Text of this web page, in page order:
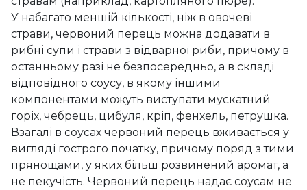
У набагато меншій кількості, ніж в овочеві
страви, червоний перець можна додавати в
рибні супи і страви з відварної риби, причому в
останньому разі не безпосередньо, а в складі
відповідного соусу, в якому іншими
компонентами можуть виступати мускатний
горіх, чебрець, цибуля, кріп, фенхель, петрушка.
Взагалі в соусах червоний перець вживається у
вигляді гострого початку, причому поряд з тими
прянощами, у яких більш розвинений аромат, а
не пекучість. Червоний перець надає соусам не